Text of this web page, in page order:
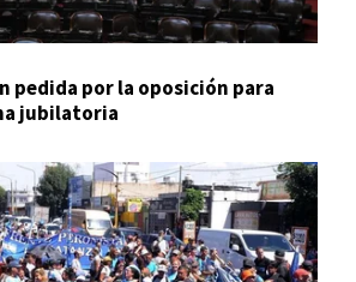
pedida por la oposición para
jubilatoria